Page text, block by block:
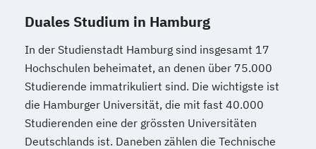
Duales Studium in Hamburg
In der Studienstadt Hamburg sind insgesamt 17
Hochschulen beheimatet, an denen über 75.000
Studierende immatrikuliert sind. Die wichtigste ist
die Hamburger Universität, die mit fast 40.000
Studierenden eine der grössten Universitäten
Deutschlands ist. Daneben zählen die Technische